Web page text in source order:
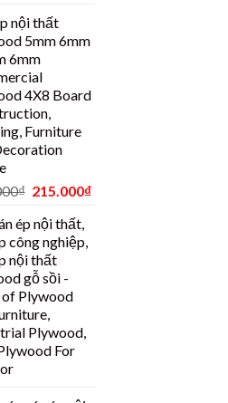
nội thất
5mm 6mm
6mm
4X8 Board
Furniture
₫ 215.000₫
ép nội thất,
công nghiệp,
nội thất
gỗ sồi -
of Plywood
Plywood,
For